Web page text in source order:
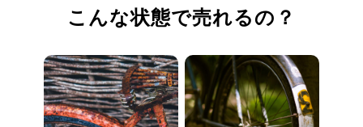
こんな状態で売れるの？